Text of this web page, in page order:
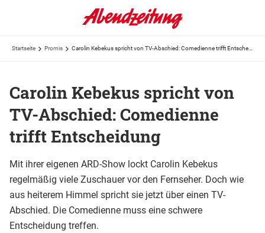
Startseite Promis
Carolin Kebekus spricht von
TV-Abschied: Comedienne
trifft Entscheidung
Mit ihrer eigenen ARD-Show lockt Carolin Kebekus
regelmäßig viele Zuschauer vor den Fernseher. Doch wie
aus heiterem Himmel spricht sie jetzt über einen TV-
Abschied. Die Comedienne muss eine schwere
Entscheidung treffen.